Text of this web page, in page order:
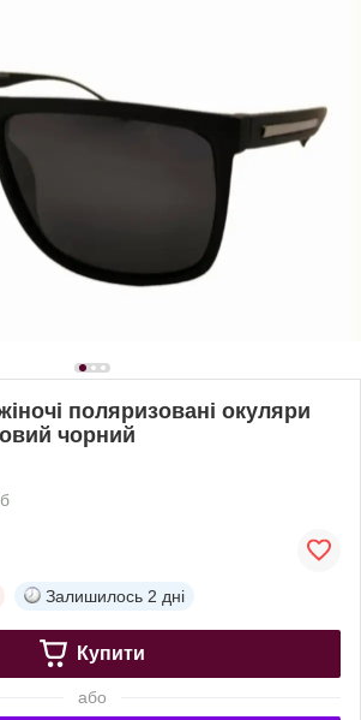
поляризовані окуляри
чорний
Залишилось 2 дні
Купити
або